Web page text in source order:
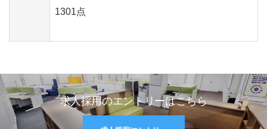
1301点
求人採用のエントリーはこちら